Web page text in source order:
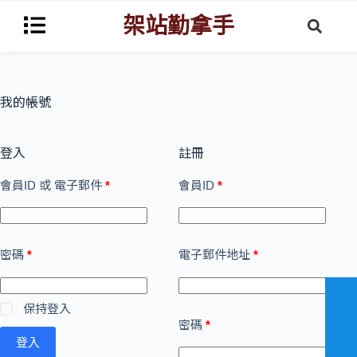
架站勤拿手
我的帳號
登入
會員ID 或 電子郵件 *
密碼 *
A
t
保持登入
登入
註冊
會員ID *
電子郵件地址 *
密碼 *